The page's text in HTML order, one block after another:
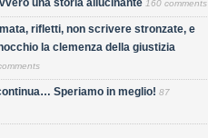
una storia allucinante 160 comments
rifletti, non scrivere stronzate, e
la clemenza della giustizia
Speriamo in meglio! 87